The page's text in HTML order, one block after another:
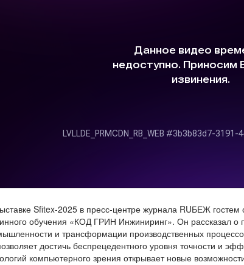
Sfitex-2025 в пресс-центре журнала RUБЕЖ гостем
обучения «КОД ГРИН Инжиниринг». Он рассказал о
и трансформации производственных
достичь беспрецедентного уровня точности и
компьютерного зрения открывает новые